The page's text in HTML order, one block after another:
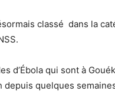
classé dans la
d’Ébola qui sont à
depuis quelques